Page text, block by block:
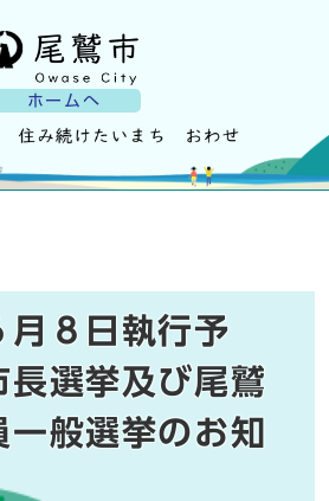
ホームへ
月８日執行予
選挙及び尾鷲
一般選挙のお知